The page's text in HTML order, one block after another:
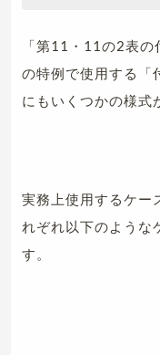
「第11・11の2表
の特例で使用する「
にもいくつかの様式
実務上使用するケー
れぞれ以下のような
す。